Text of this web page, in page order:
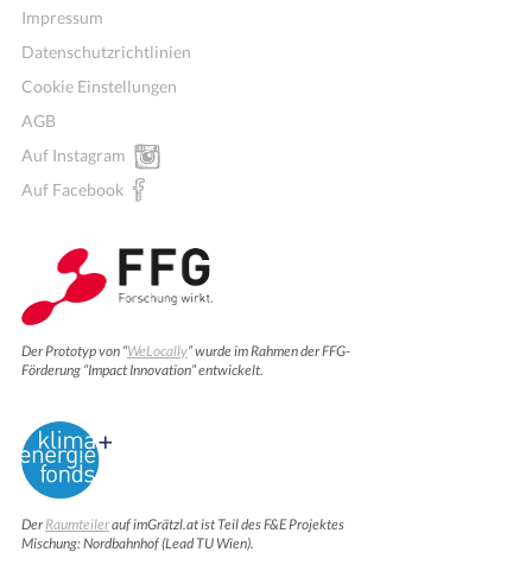
Mitglieder für Vereine, Initiativen
Impressum
Datenschutzrichtlinien
Cookie Einstellungen
AGB
Auf Instagram
Auf Facebook
Der Prototyp von “WeLocally” wurde im Rahmen der FFG-
Förderung “Impact Innovation” entwickelt.
DerRaumteilerauf imGrätzl.at ist Teil des F&E Projektes
Mischung: Nordbahnhof (Lead TU Wien).